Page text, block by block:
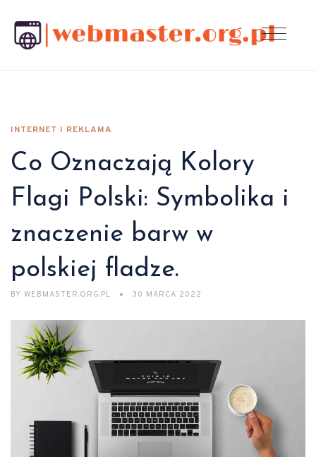
INTERNET I REKLAMA
Co Oznaczają Kolory
Flagi Polski: Symbolika i
znaczenie barw w
polskiej fladze.
BY WEBMASTER.ORG.PL 30 MARCA 2022